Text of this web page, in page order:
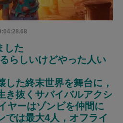
した
らしいけどやった人い
した終末世界を舞台に，
き抜くサバイバルアクシ
ヤーはゾンビを仲間に
では最大4人，オフライ